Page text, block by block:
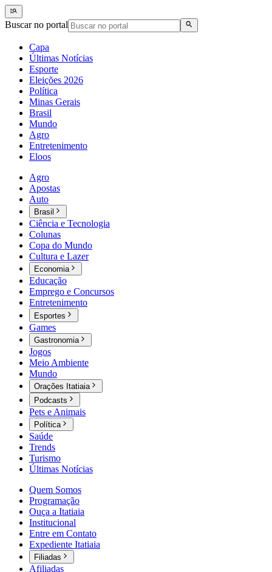
Buscar no portal
Capa
Últimas Notícias
Esporte
Eleições 2026
Política
Minas Gerais
Brasil
Mundo
Agro
Entretenimento
Eloos
Agro
Apostas
Auto
Brasil
Ciência e Tecnologia
Colunas
Copa do Mundo
Cultura e Lazer
Economia
Educação
Emprego e Concursos
Entretenimento
Esportes
Games
Gastronomia
Jogos
Meio Ambiente
Mundo
Orações Itatiaia
Podcasts
Pets e Animais
Política
Saúde
Trends
Turismo
Últimas Notícias
Quem Somos
Programação
Ouça a Itatiaia
Institucional
Entre em Contato
Expediente Itatiaia
Filiadas
Afiliadas